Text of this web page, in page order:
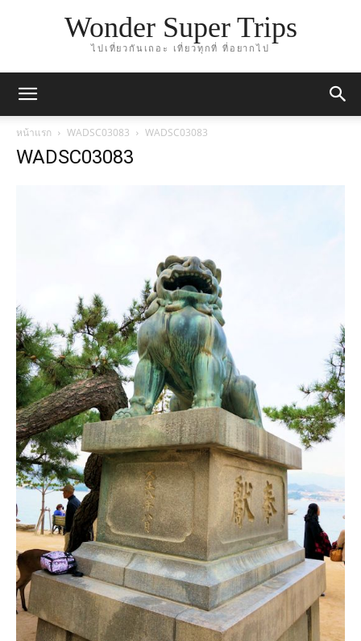
Wonder Super Trips
ไปเที่ยวกันเถอะ เที่ยวทุกที่ ที่อยากไป
หน้าแรก WADSC03083 WADSC03083
WADSC03083